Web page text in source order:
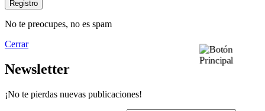
No te preocupes, no es spam
Cerrar
Newsletter
¡No te pierdas nuevas publicaciones!